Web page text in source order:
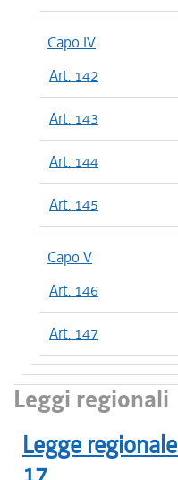
Capo IV
Art. 142
Art. 143
Art. 144
Art. 145
Capo V
Art. 146
Art. 147
Leggi regionali
Legge regionale